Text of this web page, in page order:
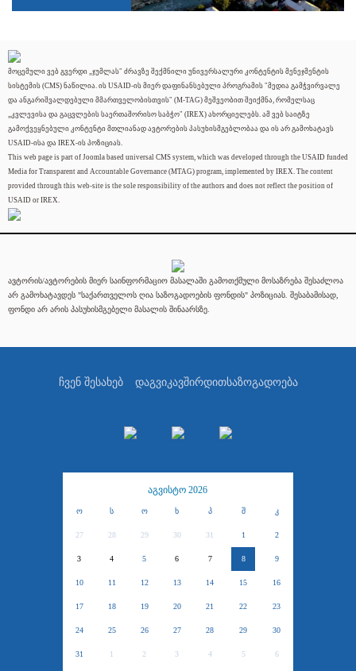
მოცემული ვებ გვერდი „ჯუმლას" ძრავზე შექმნილი უნივერსალური კონტენტის მენეჯმენტის
სისტემის (CMS) ნაწილია. ის USAID-ის მიერ დაფინანსებული პროგრამის "მედია გამჭვირვალე
და ანგარიშვალდებული მმართველობისთვის" (M-TAG) მეშვეობით შეიქმნა, რომელსაც
„კვლევისა და გაცვლების საერთაშორისო საბჭო" (IREX) ახორციელებს. ამ ვებ საიტზე
გამოქვეყნებული კონტენტი მთლიანად ავტორების პასუხისმგებლობაა და ის არ გამოხატავს
USAID-ისა და IREX-ის პოზიციას.
This web page is part of Joomla based universal CMS system, which was developed through the USAID funded
Media for Transparent and Accountable Governance (MTAG) program, implemented by IREX. The content
provided through this web-site is the sole responsibility of the authors and does not reflect the position of
USAID or IREX.
ავტორის/ავტორების მიერ საინფორმაციო მასალაში გამოთქმული მოსაზრება შესაძლოა
არ გამოხატავდეს "საქართველოს ღია საზოგადოების ფონდის" პოზიციას. შესაბამისად,
ფონდი არ არის პასუხისმგებელი მასალის შინაარსზე.
ჩვენ შესახებ დაგვიკავშირდითსაზოგადოება
აგვისტო 2026
ო ს ო ხ პ შ კ
27 28 29 30 31 1 2
3 4 5 6 7 8 9
10 11 12 13 14 15 16
17 18 19 20 21 22 23
24 25 26 27 28 29 30
31 1 2 3 4 5 6